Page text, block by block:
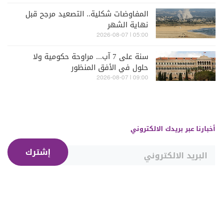
المفاوضات شكلية.. التصعيد مرجح قبل
نهاية الشهر
05:00 | 2026-08-07
سنة على 7 آب... مراوحة حكومية ولا
حلول في الأفق المنظور
09:00 | 2026-08-07
أخبارنا عبر بريدك الالكتروني
إشترك